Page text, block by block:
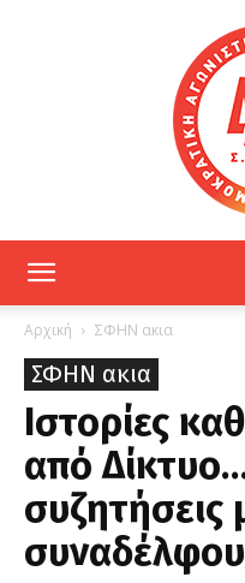
Αρχική ΣΦΗΝ ακια
ΣΦΗΝ ακια
Ιστορίες
από
συζητήσεις